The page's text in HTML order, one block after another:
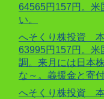
64565円157円。米
い。
へそくり株投資 本
63995円157円。米
調。来月には日本
な～。義援金と寄
へそくり株投資 本